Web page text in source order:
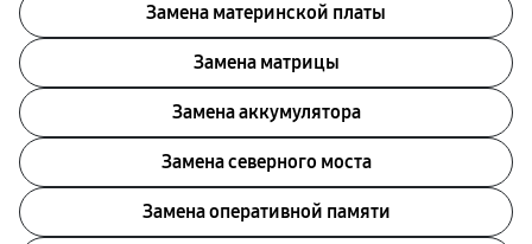
Замена материнской платы
Замена матрицы
Замена аккумулятора
Замена северного моста
Замена оперативной памяти